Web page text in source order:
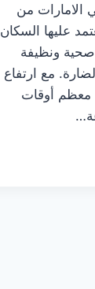
من
عليها السكان
ونظيفة
مع ارتفاع
معظم أوقات